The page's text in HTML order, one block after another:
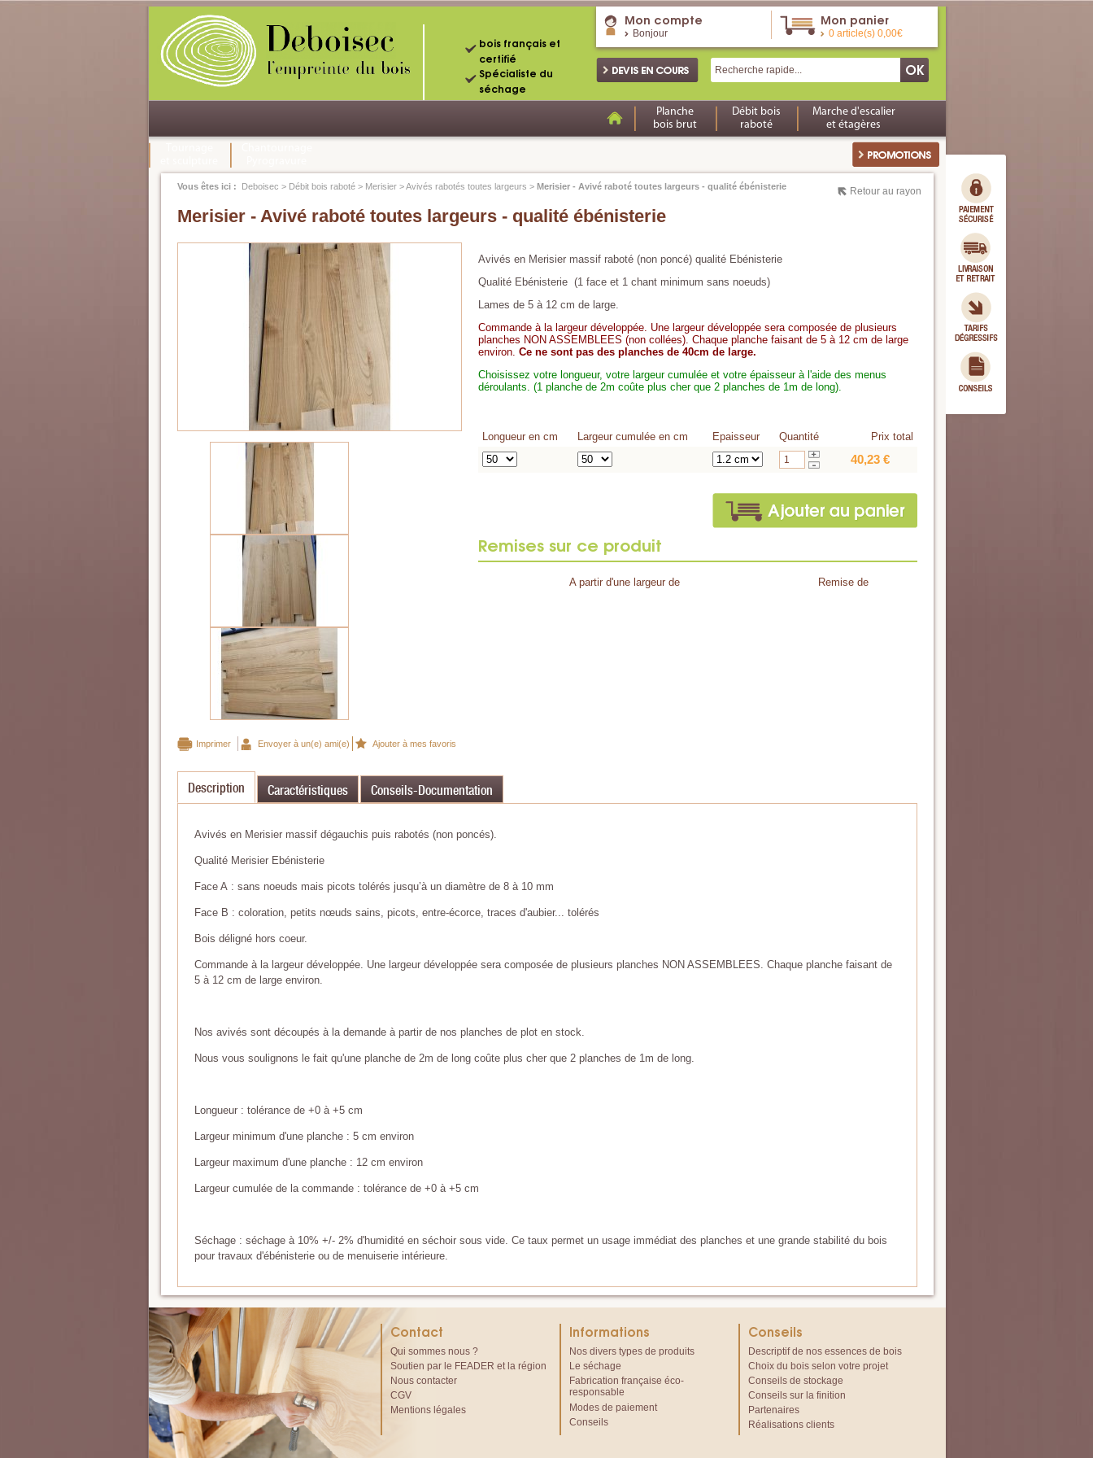
bois français et
certifié
Spécialiste du
séchage
Mon compte
Bonjour
Mon panier
0 article(s) 0,00€
Planche
bois brut
Débit bois
raboté
Marche d'escalier
et étagères
Retour au rayon
Vous êtes ici : Deboisec > Débit bois raboté> Merisier>Avivés rabotés toutes largeurs > Merisier - Avivé raboté toutes largeurs - qualité ébénisterie
Merisier - Avivé raboté toutes largeurs - qualité ébénisterie
Imprimer Envoyer à un(e) ami(e) Ajouter à mes favoris
Avivés en Merisier massif raboté (non poncé) qualité Ebénisterie
Qualité Ebénisterie (1 face et 1 chant minimum sans noeuds)
Lames de 5 à 12 cm de large.
Commande à la largeur développée. Une largeur développée sera composée de plusieurs
planches NON ASSEMBLEES (non collées). Chaque planche faisant de 5 à 12 cm de large
environ. Ce ne sont pas des planches de 40cm de large.
Choisissez votre longueur, votre largeur cumulée et votre épaisseur à l'aide des menus
déroulants. (1 planche de 2m coûte plus cher que 2 planches de 1m de long).
Longueur en cm Largeur cumulée en cm Epaisseur Quantité Prix total
40,23 €
Remises sur ce produit
A partir d'une largeur de Remise de
Description Caractéristiques Conseils-Documentation
Avivés en Merisier massif dégauchis puis rabotés (non poncés).
Qualité Merisier Ebénisterie
Face A : sans noeuds mais picots tolérés jusqu’à un diamètre de 8 à 10 mm
Face B : coloration, petits nœuds sains, picots, entre-écorce, traces d'aubier... tolérés
Bois déligné hors coeur.
Commande à la largeur développée. Une largeur développée sera composée de plusieurs planches NON ASSEMBLEES. Chaque planche faisant de
5 à 12 cm de large environ.
Nos avivés sont découpés à la demande à partir de nos planches de plot en stock.
Nous vous soulignons le fait qu'une planche de 2m de long coûte plus cher que 2 planches de 1m de long.
Longueur : tolérance de +0 à +5 cm
Largeur minimum d'une planche : 5 cm environ
Largeur maximum d'une planche : 12 cm environ
Largeur cumulée de la commande : tolérance de +0 à +5 cm
Séchage : séchage à 10% +/- 2% d'humidité en séchoir sous vide. Ce taux permet un usage immédiat des planches et une grande stabilité du bois
pour travaux d'ébénisterie ou de menuiserie intérieure.
Contact
Qui sommes nous ?
Soutien par le FEADER et la région
Nous contacter
CGV
Mentions légales
Informations
Nos divers types de produits
Le séchage
Fabrication française éco-
responsable
Modes de paiement
Conseils
Conseils
Descriptif de nos essences de bois
Choix du bois selon votre projet
Conseils de stockage
Conseils sur la finition
Partenaires
Réalisations clients